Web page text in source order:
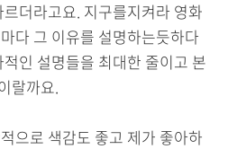
더라고요. 지구를지켜라 영화
다 그 이유를 설명하는듯하다
인 설명들을 최대한 줄이고 본
랄까요.
으로 색감도 좋고 제가 좋아하